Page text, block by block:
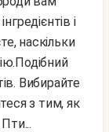
і
наскільки
Вибирайте
з тим, як